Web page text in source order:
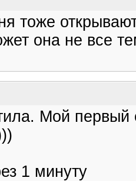
тоже
она не все
Мой
1 минуту